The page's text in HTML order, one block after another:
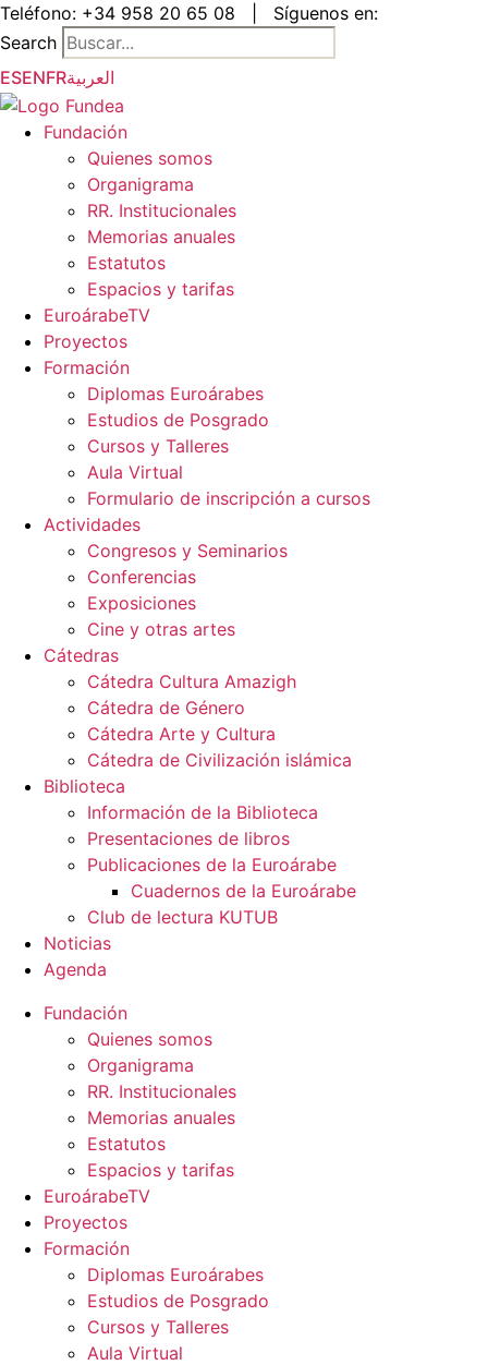
Saltar
al
contenido
Teléfono: +34 958 20 65 08
Síguenos en:
Search
ESENFRالعربية
Fundación
Quienes somos
Organigrama
RR. Institucionales
Memorias anuales
Estatutos
Espacios y tarifas
EuroárabeTV
Proyectos
Formación
Diplomas Euroárabes
Estudios de Posgrado
Cursos y Talleres
Aula Virtual
Formulario de inscripción a cursos
Actividades
Congresos y Seminarios
Conferencias
Exposiciones
Cine y otras artes
Cátedras
Cátedra Cultura Amazigh
Cátedra de Género
Cátedra Arte y Cultura
Cátedra de Civilización islámica
Biblioteca
Información de la Biblioteca
Presentaciones de libros
Publicaciones de la Euroárabe
Cuadernos de la Euroárabe
Club de lectura KUTUB
Noticias
Agenda
Fundación
Quienes somos
Organigrama
RR. Institucionales
Memorias anuales
Estatutos
Espacios y tarifas
EuroárabeTV
Proyectos
Formación
Diplomas Euroárabes
Estudios de Posgrado
Cursos y Talleres
Aula Virtual